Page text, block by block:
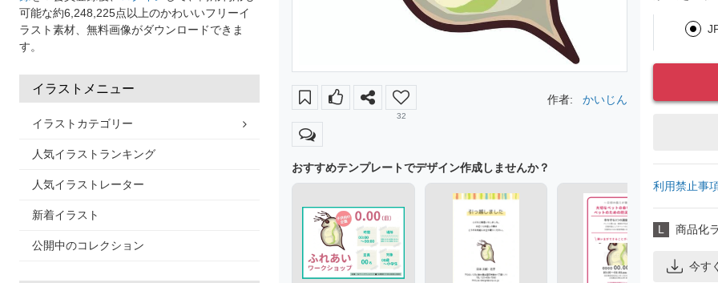
可能な約6,248,225点以上のかわいいフリーイ
ラスト素材、無料画像がダウンロードできま
す。
イラストメニュー
イラストカテゴリー
人気イラストランキング
人気イラストレーター
新着イラスト
公開中のコレクション
32
作者: かいじん
おすすめテンプレートでデザイン作成しませんか？
利用禁止事
L 商品化
今す